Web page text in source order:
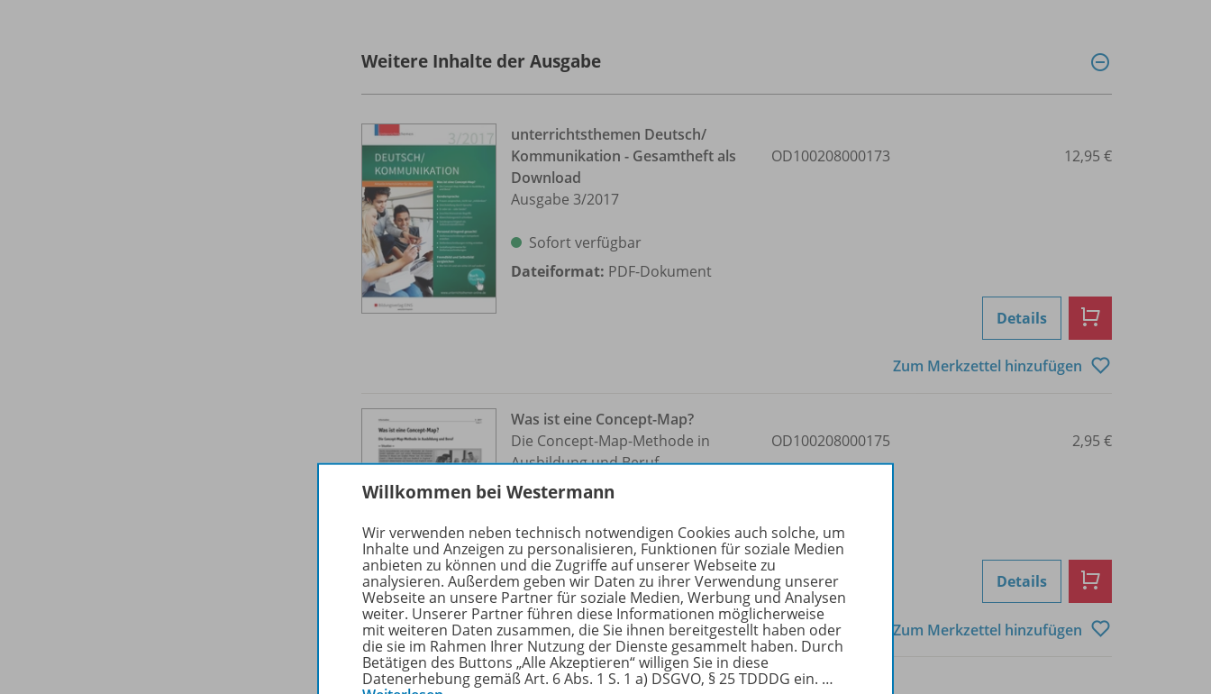
Weitere Inhalte der Ausgabe
unterrichtsthemen Deutsch/
Kommunikation - Gesamtheft als
Download
Ausgabe 3/2017
Sofort verfügbar
Dateiformat: PDF-Dokument
OD100208000173 12,95 €
Details
Zum Merkzettel hinzufügen
Was ist eine Concept-Map?
Die Concept-Map-Methode in
Ausbildung und Beruf
Dateiformat:PDF-Dokument
OD100208000175 2,95 €
Details
Zum Merkzettel hinzufügen
Gendersprache
Willkommen bei Westermann
Wir verwenden neben technisch notwendigen Cookies auch solche, um
Inhalte und Anzeigen zu personalisieren, Funktionen für soziale Medien
anbieten zu können und die Zugriffe auf unserer Webseite zu
analysieren. Außerdem geben wir Daten zu ihrer Verwendung unserer
Webseite an unsere Partner für soziale Medien, Werbung und Analysen
weiter. Unserer Partner führen diese Informationen möglicherweise
mit weiteren Daten zusammen, die Sie ihnen bereitgestellt haben oder
die sie im Rahmen Ihrer Nutzung der Dienste gesammelt haben. Durch
Betätigen des Buttons „Alle Akzeptieren“ willigen Sie in diese
Datenerhebung gemäß Art. 6 Abs. 1 S. 1 a) DSGVO, § 25 TDDDG ein. …